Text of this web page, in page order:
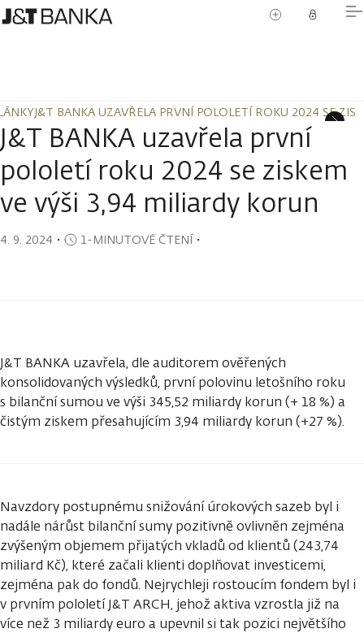
J&T BANKA UZAVŘELA PRVNÍ POLOLETÍ ROKU 2024 SE
J&T BANKA UZAVŘELA PRVNÍ POLOLETÍ ROKU 2024 SE
J&T BANKA uzavřela první
pololetí roku 2024 se ziskem
ve výši 3,94 miliardy korun
4. 9. 2024 ・ 1-MINUTOVÉ ČTENÍ・
J&T BANKA uzavřela, dle auditorem ověřených
konsolidovaných výsledků, první polovinu letošního roku
s bilanční sumou ve výši 345,52 miliardy korun (+ 18 %) a
čistým ziskem přesahujícím 3,94 miliardy korun (+27 %).
Navzdory postupnému snižování úrokových sazeb byl i
nadále nárůst bilanční sumy pozitivně ovlivněn zejména
zvýšeným objemem přijatých vkladů od klientů (243,74
miliard Kč), které začali klienti doplňovat investicemi,
zejména pak do fondů. Nejrychleji rostoucím fondem byl i
v prvním pololetí J&T ARCH, jehož aktiva vzrostla již na
více než 3 miliardy euro a upevnil si tak pozici největšího